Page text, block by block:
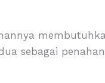
sebagai penahan